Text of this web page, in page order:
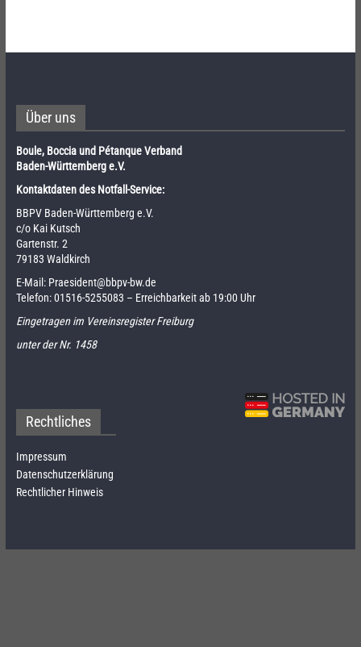
Über uns
Boule, Boccia und Pétanque Verband
Baden-Württemberg e.V.
Kontaktdaten des Notfall-Service:
BBPV Baden-Württemberg e.V.
c/o Kai Kutsch
Gartenstr. 2
79183 Waldkirch
E-Mail: Praesident@bbpv-bw.de
Telefon:01516-5255083 – Erreichbarkeit ab 19:00 Uhr
Eingetragen im Vereinsregister Freiburg
unter der Nr. 1458
Rechtliches
Impressum
Datenschutzerklärung
Rechtlicher Hinweis